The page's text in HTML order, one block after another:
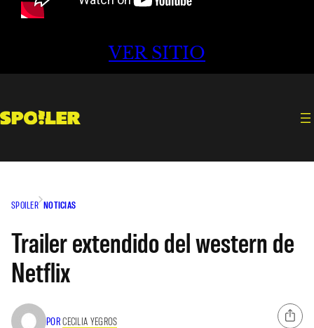
VER SITIO
SPOILER NOTICIAS
Trailer extendido del western de
Netflix
PORCECILIA YEGROS